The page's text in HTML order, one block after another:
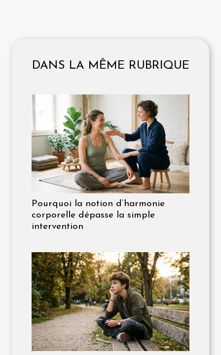
DANS LA MÊME RUBRIQUE
Pourquoi la notion d’harmonie
corporelle dépasse la simple
intervention